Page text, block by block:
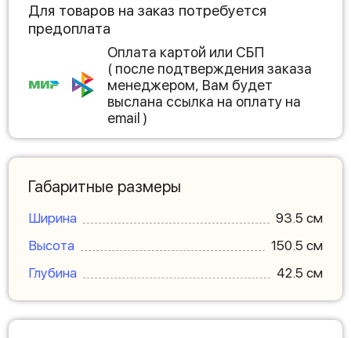
Для товаров на заказ потребуется
предоплата
Оплата картой или СБП
( после подтверждения заказа
менеджером, Вам будет
выслана ссылка на оплату на
email )
Габаритные размеры
Ширина
93.5 см
Высота
150.5 см
Глубина
42.5 см